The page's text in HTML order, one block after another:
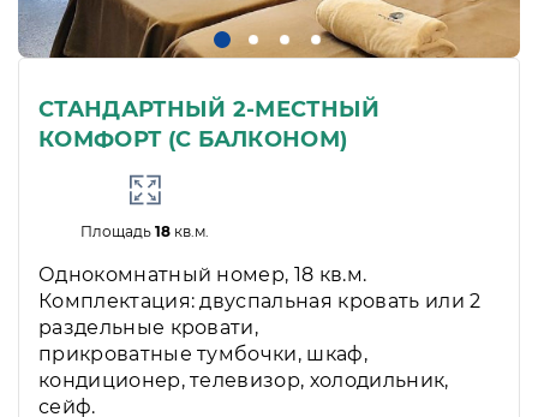
СТАНДАРТНЫЙ 2-МЕСТНЫЙ
КОМФОРТ (С БАЛКОНОМ)
Площадь18 кв.м.
Однокомнатный номер, 18 кв.м.
Комплектация: двуспальная кровать или 2
раздельные кровати,
прикроватные тумбочки, шкаф,
кондиционер, телевизор, холодильник,
сейф.